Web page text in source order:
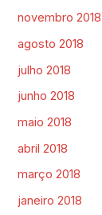
novembro 2018
agosto 2018
julho 2018
junho 2018
maio 2018
abril 2018
março 2018
janeiro 2018